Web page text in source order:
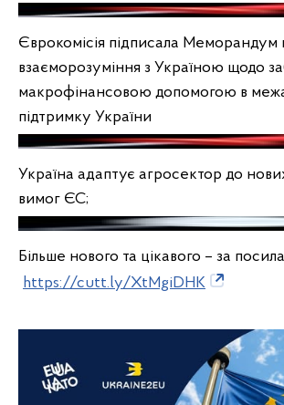
Єврокомісія підписала Меморандум
взаєморозуміння з Україною щодо
макрофінансовою допомогою в
підтримку України
Україна адаптує агросектор до
вимог ЄС;
Більше нового та цікавого – за
https://cutt.ly/XtMgiDHK